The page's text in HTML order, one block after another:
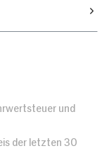
und
der letzten 30